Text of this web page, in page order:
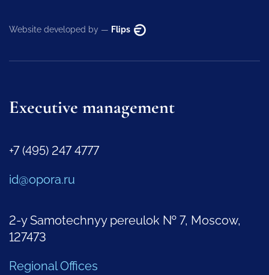
Website developed by — Flips
Executive management
+7 (495) 247 4777
id@opora.ru
2-y Samotechnyy pereulok № 7, Moscow,
127473
Regional Offices